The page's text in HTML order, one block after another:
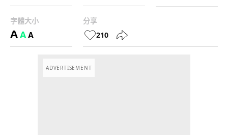
字體大小
AAA
分享
210
ADVERTISEMENT